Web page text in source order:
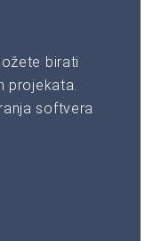
birati
projekata.
softvera